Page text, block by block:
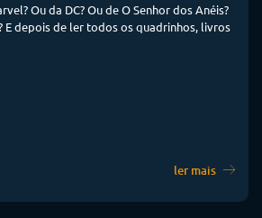
Ou da DC? Ou de O Senhor dos Anéis?
E depois de ler todos os quadrinhos, livros
ler mais